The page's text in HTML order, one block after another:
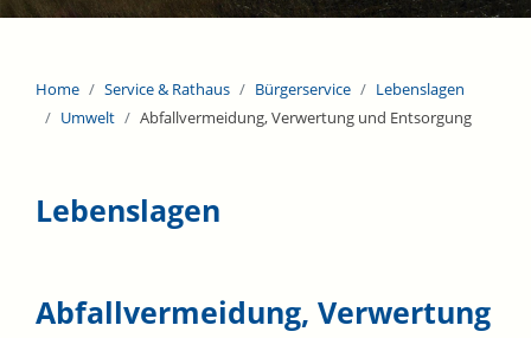
Home Service & Rathaus Bürgerservice
Lebenslagen
Umwelt
Abfallvermeidung, Verwertung und Entsorgung
Lebenslagen
Abfallvermeidung, Verwertung